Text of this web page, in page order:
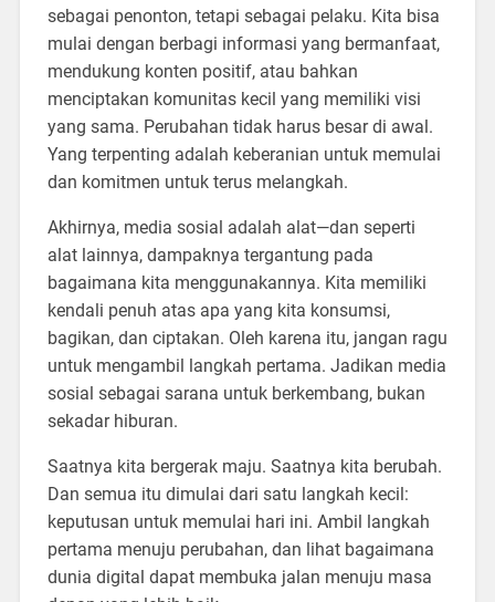
sebagai penonton, tetapi sebagai pelaku. Kita bisa
mulai dengan berbagi informasi yang bermanfaat,
mendukung konten positif, atau bahkan
menciptakan komunitas kecil yang memiliki visi
yang sama. Perubahan tidak harus besar di awal.
Yang terpenting adalah keberanian untuk memulai
dan komitmen untuk terus melangkah.
Akhirnya, media sosial adalah alat—dan seperti
alat lainnya, dampaknya tergantung pada
bagaimana kita menggunakannya. Kita memiliki
kendali penuh atas apa yang kita konsumsi,
bagikan, dan ciptakan. Oleh karena itu, jangan ragu
untuk mengambil langkah pertama. Jadikan media
sosial sebagai sarana untuk berkembang, bukan
sekadar hiburan.
Saatnya kita bergerak maju. Saatnya kita berubah.
Dan semua itu dimulai dari satu langkah kecil:
keputusan untuk memulai hari ini. Ambil langkah
pertama menuju perubahan, dan lihat bagaimana
dunia digital dapat membuka jalan menuju masa